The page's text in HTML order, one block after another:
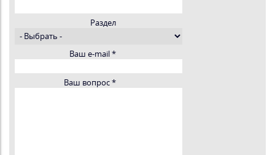
Раздел
Ваш e-mail*
Ваш вопрос*